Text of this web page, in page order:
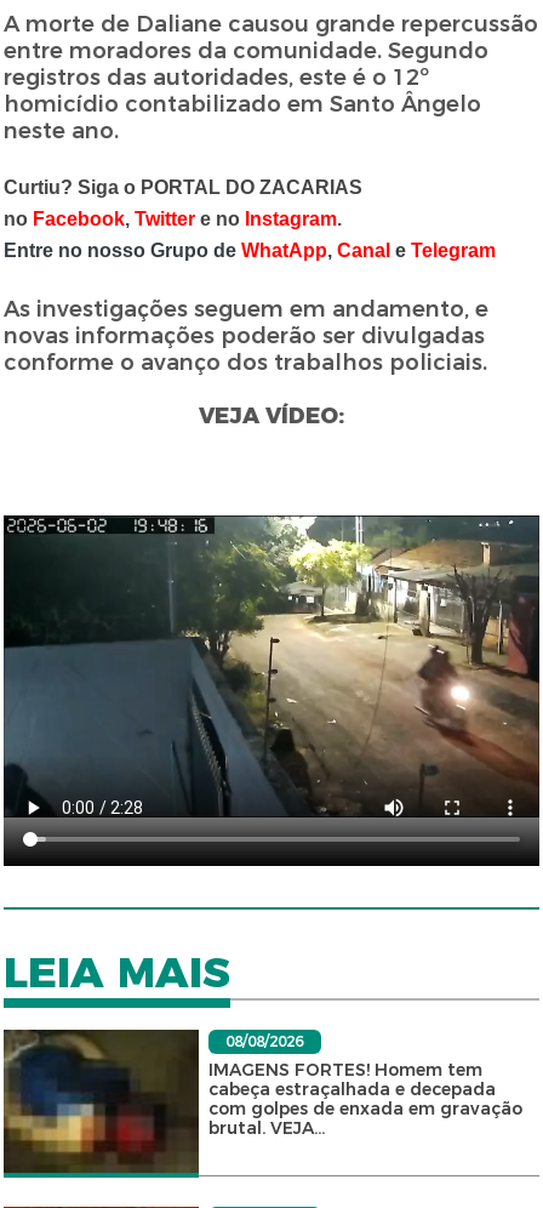
A morte de Daliane causou grande repercussão
entre moradores da comunidade. Segundo
registros das autoridades, este é o 12º
homicídio contabilizado em Santo Ângelo
neste ano.
Curtiu? Siga o PORTAL DO ZACARIAS
no Facebook,Twitter e no Instagram.
Entre no nosso Grupo deWhatApp,Canal eTelegram
As investigações seguem em andamento, e
novas informações poderão ser divulgadas
conforme o avanço dos trabalhos policiais.
VEJA VÍDEO:
LEIA MAIS
08/08/2026
IMAGENS FORTES! Homem tem
cabeça estraçalhada e decepada
com golpes de enxada em gravação
brutal. VEJA...